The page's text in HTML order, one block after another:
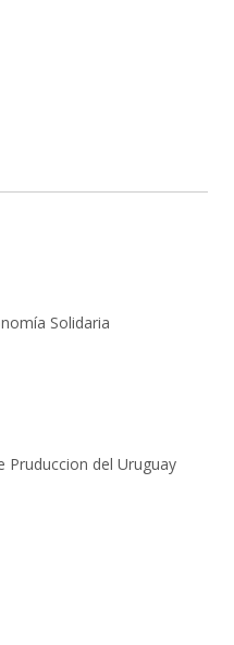
Solidaria
Pruduccion del Uruguay